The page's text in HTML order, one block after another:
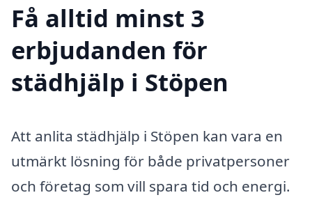
Få alltid minst 3
erbjudanden för
städhjälp i Stöpen
Att anlita städhjälp i Stöpen kan vara en
utmärkt lösning för både privatpersoner
och företag som vill spara tid och energi.